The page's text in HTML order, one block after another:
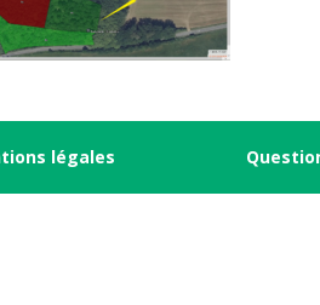
légales